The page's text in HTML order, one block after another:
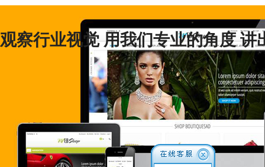
观察行业视觉 用我们专业的角度 讲